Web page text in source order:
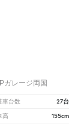
ガレージ両国
車台数 27台
高 155cm